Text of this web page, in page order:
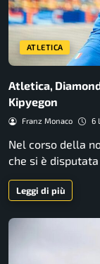
ATLETICA
Atletica,
Kipyegon
Franz Monaco 6
Nel corso della
che si è
Leggi di più